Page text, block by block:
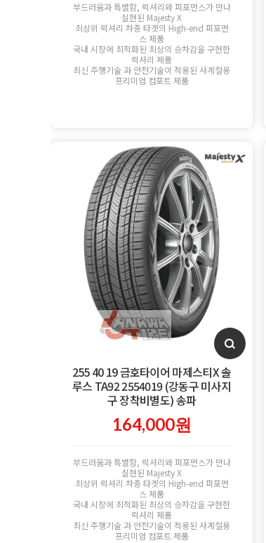
부드러움과 특별함, 럭셔리와 퍼포먼스가 만나
실현된 Majesty X
최상위 럭셔리 차종 타겟의 High-end 퍼포먼
스 제품
국내 시장에 최적화된 최상의 승차감을 구현한
럭셔리 제품
최신 주행기술 과 안전기술이 적용된 사계절용
프리미엄 컴포트 제품
255 40 19 금호타이어 마제스티X 솔
루스 TA92 2554019 (강동구 미사지
구 장착비별도) 송파
164,000원
부드러움과 특별함, 럭셔리와 퍼포먼스가 만나
실현된 Majesty X
최상위 럭셔리 차종 타겟의 High-end 퍼포먼
스 제품
국내 시장에 최적화된 최상의 승차감을 구현한
럭셔리 제품
최신 주행기술 과 안전기술이 적용된 사계절용
프리미엄 컴포트 제품